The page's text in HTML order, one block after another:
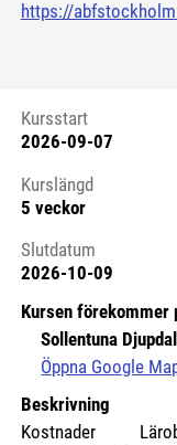
https://
Kursstart
Kursstart
2026-09-07
Kurslängd
5 veckor
Slutdatum
2026-10-09
Kursen förekommer
Sollentuna
Öppna Google
Beskrivning
Kostnader